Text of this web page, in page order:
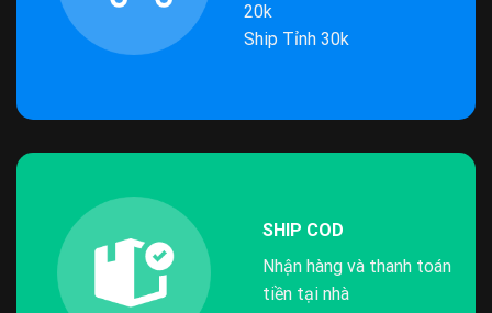
20k
Ship Tỉnh 30k
SHIP COD
Nhận hàng và thanh toán
tiền tại nhà